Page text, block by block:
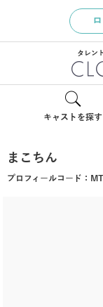
タレン
キャストを探す
まこちん
プロフィールコード：